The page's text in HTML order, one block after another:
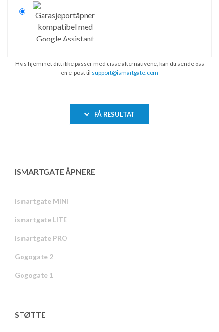
Hvis hjemmet ditt ikke passer med disse alternativene, kan du sende oss
en e-post til support@ismartgate.com
FÅ RESULTAT
ISMARTGATE ÅPNERE
ismartgate MINI
ismartgate LITE
ismartgate PRO
Gogogate 2
Gogogate 1
STØTTE